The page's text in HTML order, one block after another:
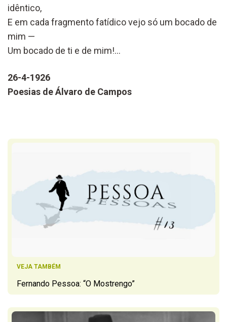
idêntico,
E em cada fragmento fatídico vejo só um bocado de
mim —
Um bocado de ti e de mim!…
26-4-1926
Poesias de Álvaro de Campos
VEJA TAMBÉM
Fernando Pessoa: “O Mostrengo”